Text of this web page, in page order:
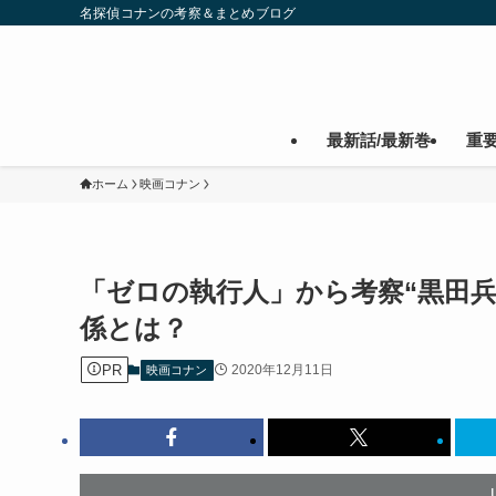
名探偵コナンの考察＆まとめブログ
最新話/最新巻 重
ホーム 映画コナン
「ゼロの執行人」から考察“黒
係とは？
PR 映画コナン 2020年12月11日